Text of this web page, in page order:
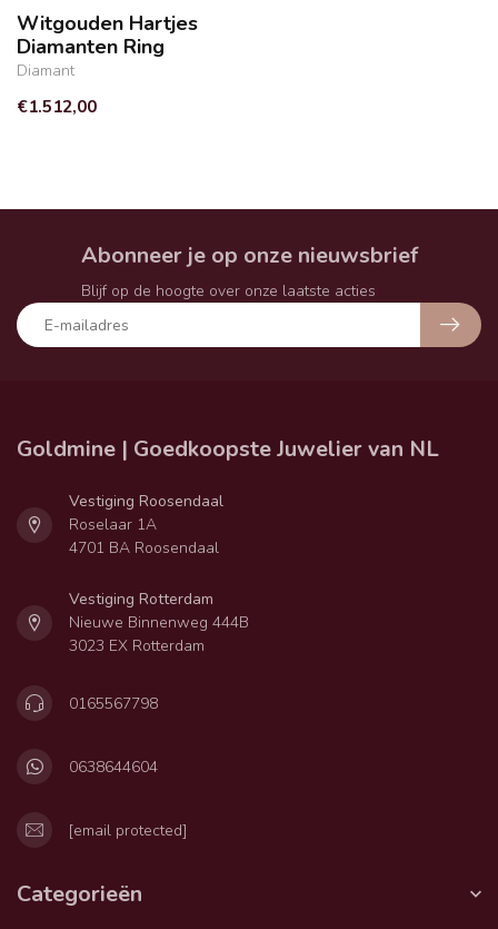
Witgouden Hartjes
Diamanten Ring
Diamant
€1.512,00
Abonneer je op onze nieuwsbrief
Blijf op de hoogte over onze laatste acties
Goldmine | Goedkoopste Juwelier van NL
Vestiging Roosendaal
Roselaar 1A
4701 BA Roosendaal
Vestiging Rotterdam
Nieuwe Binnenweg 444B
3023 EX Rotterdam
0165567798
0638644604
[email protected]
Categorieën